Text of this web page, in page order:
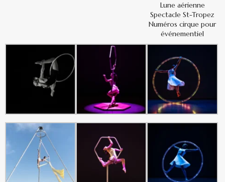
Lune aérienne
Spectacle St-Tropez
Numéros cirque pour
événementiel